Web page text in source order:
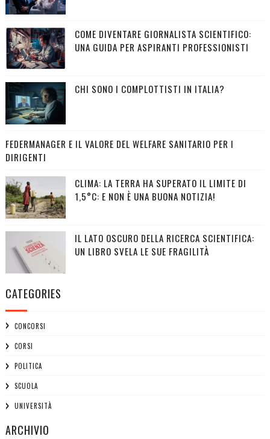
COME DIVENTARE GIORNALISTA SCIENTIFICO:
UNA GUIDA PER ASPIRANTI PROFESSIONISTI
CHI SONO I COMPLOTTISTI IN ITALIA?
FEDERMANAGER E IL VALORE DEL WELFARE SANITARIO PER I
DIRIGENTI
CLIMA: LA TERRA HA SUPERATO IL LIMITE DI
1,5°C: E NON È UNA BUONA NOTIZIA!
IL LATO OSCURO DELLA RICERCA SCIENTIFICA:
UN LIBRO SVELA LE SUE FRAGILITÀ
CATEGORIES
CONCORSI
CORSI
POLITICA
SCUOLA
UNIVERSITÀ
ARCHIVIO